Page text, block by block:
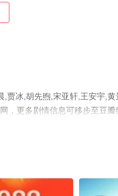
贾冰,胡先煦,宋亚轩,王安宇,
，更多剧情信息可移步至豆